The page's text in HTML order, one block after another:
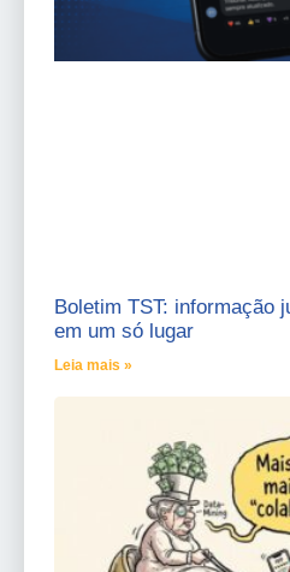
Boletim TST: informação
em um só lugar
Leia mais »